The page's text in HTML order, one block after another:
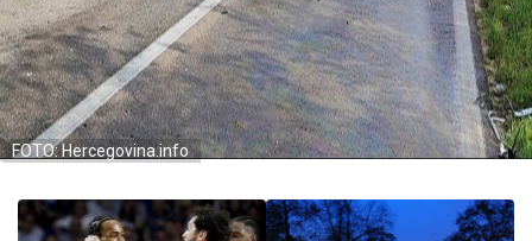
FOTO: Hercegovina.info